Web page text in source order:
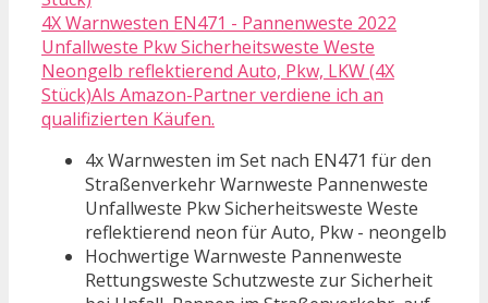
4X Warnwesten EN471 - Pannenweste 2022
Unfallweste Pkw Sicherheitsweste Weste
Neongelb reflektierend Auto, Pkw, LKW (4X
Stück)Als Amazon-Partner verdiene ich an
qualifizierten Käufen.
4x Warnwesten im Set nach EN471 für den
Straßenverkehr Warnweste Pannenweste
Unfallweste Pkw Sicherheitsweste Weste
reflektierend neon für Auto, Pkw - neongelb
Hochwertige Warnweste Pannenweste
Rettungsweste Schutzweste zur Sicherheit